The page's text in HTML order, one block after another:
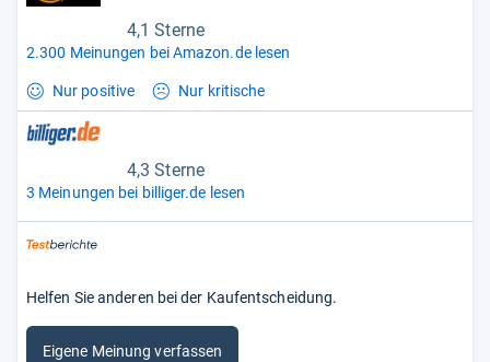
4,1 Sterne
2.300 Meinungen bei Amazon.de lesen
Nur positive Nur kritische
4,3 Sterne
3 Meinungen bei billiger.de lesen
Helfen Sie anderen bei der Kaufentscheidung.
Eigene Meinung verfassen